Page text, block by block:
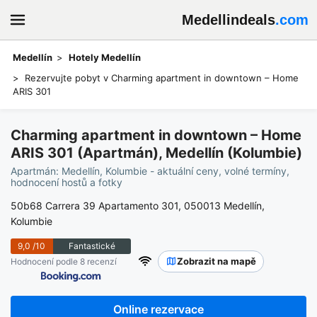
Medellindeals.com
Medellín
Hotely Medellín
Rezervujte pobyt v Charming apartment in downtown – Home
ARIS 301
Charming apartment in downtown – Home
ARIS 301 (Apartmán), Medellín (Kolumbie)
Apartmán: Medellín, Kolumbie - aktuální ceny, volné termíny,
hodnocení hostů a fotky
50b68 Carrera 39 Apartamento 301, 050013 Medellín,
Kolumbie
9,0 /10
Fantastické
Hodnocení podle 8 recenzí
Zobrazit na mapě
Online rezervace